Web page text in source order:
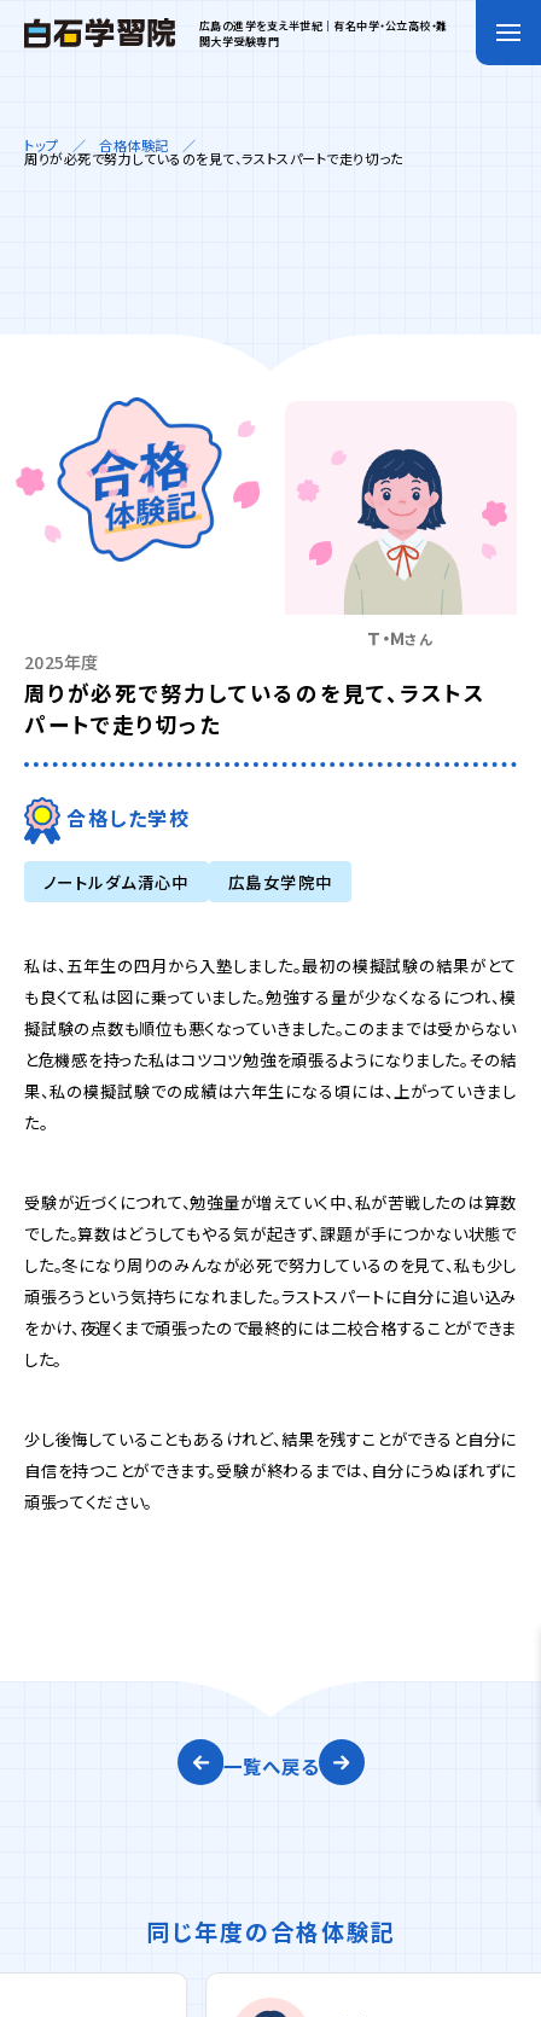
広島の進学を支え半世紀｜有名中学・公立高校・難
関大学受験専門
トップ 合格体験記
周りが必死で努力しているのを見て、ラストスパートで走り切った
Ｔ・Ｍさん
2025年度
周りが必死で努力しているのを見て、ラストス
パートで走り切った
合格した学校
ノートルダム清心中 広島女学院中
私は、五年生の四月から入塾しました。最初の模擬試験の結果がとて
も良くて私は図に乗っていました。勉強する量が少なくなるにつれ、模
擬試験の点数も順位も悪くなっていきました。このままでは受からない
と危機感を持った私はコツコツ勉強を頑張るようになりました。その結
果、私の模擬試験での成績は六年生になる頃には、上がっていきまし
た。
受験が近づくにつれて、勉強量が増えていく中、私が苦戦したのは算数
でした。算数はどうしてもやる気が起きず、課題が手につかない状態で
した。冬になり周りのみんなが必死で努力しているのを見て、私も少し
頑張ろうという気持ちになれました。ラストスパートに自分に追い込み
をかけ、夜遅くまで頑張ったので最終的には二校合格することができま
した。
少し後悔していることもあるけれど、結果を残すことができると自分に
自信を持つことができます。受験が終わるまでは、自分にうぬぼれずに
頑張ってください。
一覧へ戻る
同じ年度の合格体験記